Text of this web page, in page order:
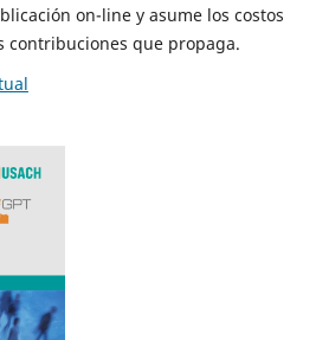
on-line y asume los costos
contribuciones que propaga.